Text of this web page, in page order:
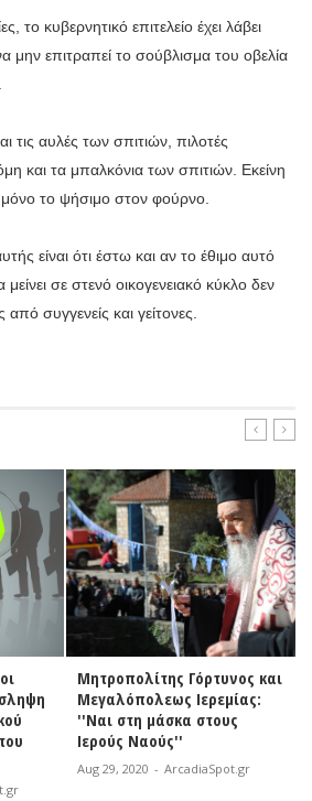
κυβερνητικό επιτελείο έχει λάβει
μην επιτραπεί το σούβλισμα του οβελία
τις αυλές των σπιτιών, πιλοτές
και τα μπαλκόνια των σπιτιών. Εκείνη
το ψήσιμο στον φούρνο.
είναι ότι έστω και αν το έθιμο αυτό
σε στενό οικογενειακό κύκλο δεν
συγγενείς και γείτονες.
Μητροπολίτης Γόρτυνος και
Μεγαλόπολεως Ιερεμίας:
''Ναι στη μάσκα στους
Ιερούς Ναούς''
Aug 29, 2020 - ArcadiaSpot.gr